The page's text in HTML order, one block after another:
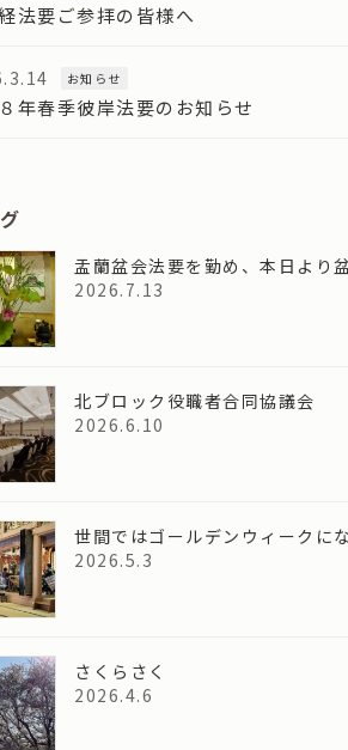
法要ご参拝の皆様へ
お知らせ
年春季彼岸法要のお知らせ
盂蘭盆会法要を勤め、本日より
2026.7.13
北ブロック役職者合同協議会
2026.6.10
世間ではゴールデンウィークに
2026.5.3
さくらさく
2026.4.6